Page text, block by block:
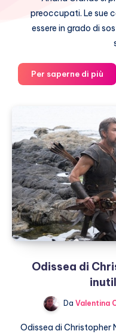
preoccupati. Le sue
essere in grado di
Per saperne di più
fan
Odissea di
Da Valentina
Odissea di